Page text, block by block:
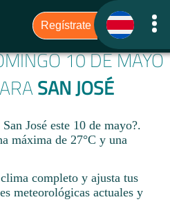
10 DE MAYO
SAN JOSÉ
José este 10 de mayo?.
máxima de 27°C y una
completo y ajusta tus
meteorológicas actuales y